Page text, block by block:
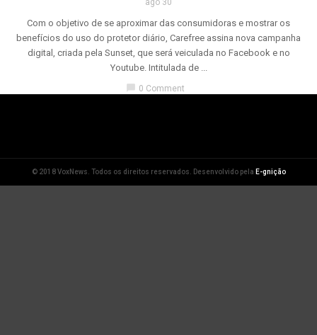
ago 30
Com o objetivo de se aproximar das consumidoras e mostrar os
benefícios do uso do protetor diário, Carefree assina nova campanha
digital, criada pela Sunset, que será veiculada no Facebook e no
Youtube. Intitulada de ...
chat_bubble 0 Comment
© 2018 VoxNews. Todos os direitos reservados. Desenvolvido pela E-gnição